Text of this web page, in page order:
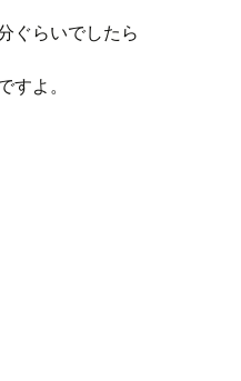
ぐらいでしたら
すよ。